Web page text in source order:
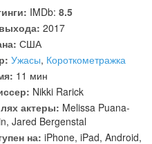
IMDb: 8.5
2017
США
Ужасы, Короткометражка
11 мин
Nikki Rarick
актеры: Melissa Puana-
, Jared Bergenstal
на: iPhone, iPad, Android,